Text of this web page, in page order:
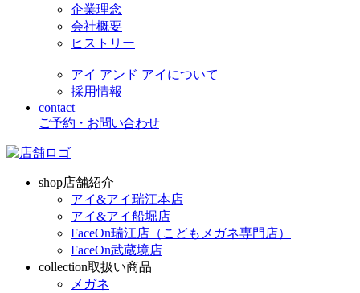
企業理念
会社概要
ヒストリー
アイ アンド アイについて
採用情報
contact
ご予約・お問い合わせ
shop店舗紹介
アイ&アイ瑞江本店
アイ&アイ船堀店
FaceOn瑞江店（こどもメガネ専門店）
FaceOn武蔵境店
collection取扱い商品
メガネ